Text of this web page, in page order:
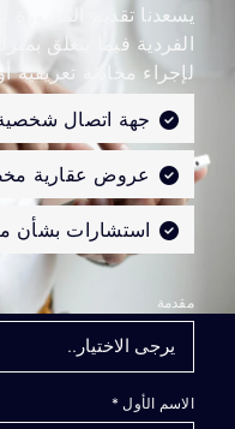
يسعدنا تقديم المشورة
الفردية فيما يتعلق
لإجراء محادثة تعريفية
جهة اتصال
عروض عقارية
استشارات بشأن
مقدمة
الاسم الأول *